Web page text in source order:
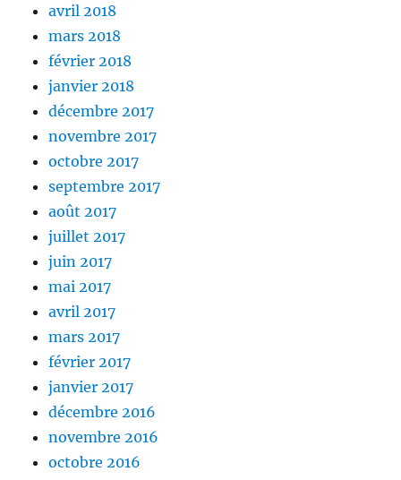
avril 2018
mars 2018
février 2018
janvier 2018
décembre 2017
novembre 2017
octobre 2017
septembre 2017
août 2017
juillet 2017
juin 2017
mai 2017
avril 2017
mars 2017
février 2017
janvier 2017
décembre 2016
novembre 2016
octobre 2016